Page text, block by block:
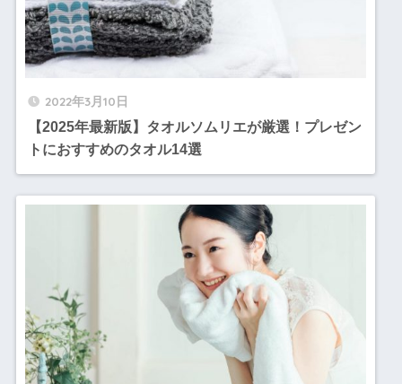
2022年3月10日
【2025年最新版】タオルソムリエが厳選！プレゼン
トにおすすめのタオル14選